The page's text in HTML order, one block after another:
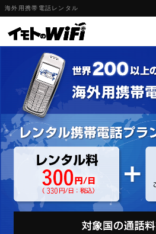
海外用携帯電話レンタル